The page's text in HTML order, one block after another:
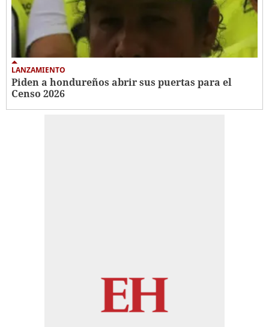
LANZAMIENTO
Piden a hondureños abrir sus puertas para el
Censo 2026